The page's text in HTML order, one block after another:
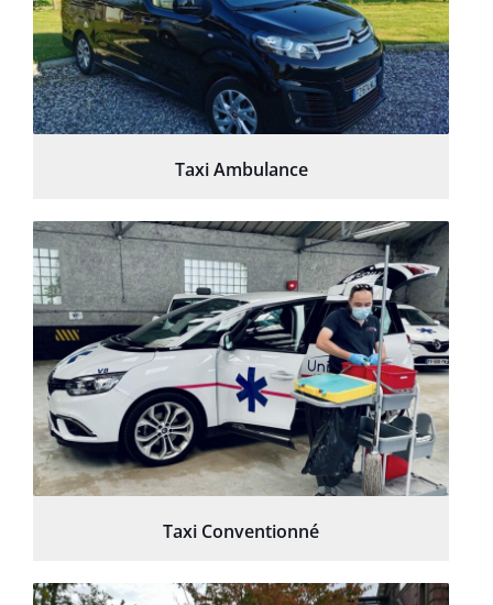
Taxi Ambulance
Taxi Conventionné